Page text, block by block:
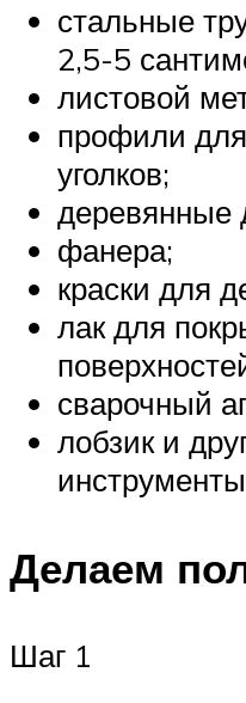
стальные
2,5-5
листовой
профили для
уголков;
деревянные
фанера;
краски для
лак для
сварочный
лобзик и
Делаем
Шаг 1